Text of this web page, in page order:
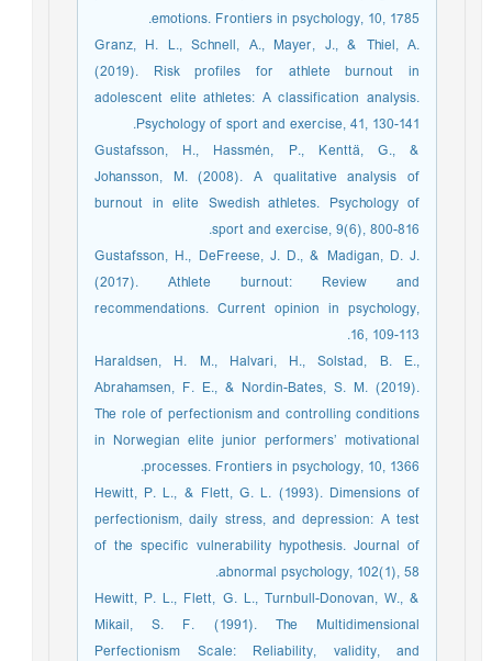
emotions. Frontiers in psychology, 10, 1785.
Granz, H. L., Schnell, A., Mayer, J., & Thiel, A.
(2019). Risk profiles for athlete burnout in
adolescent elite athletes: A classification analysis.
Psychology of sport and exercise, 41, 130-141.
Gustafsson, H., Hassmén, P., Kenttä, G., &
Johansson, M. (2008). A qualitative analysis of
burnout in elite Swedish athletes. Psychology of
sport and exercise, 9(6), 800-816.
Gustafsson, H., DeFreese, J. D., & Madigan, D. J.
(2017). Athlete burnout: Review and
recommendations. Current opinion in psychology,
16, 109-113.
Haraldsen, H. M., Halvari, H., Solstad, B. E.,
Abrahamsen, F. E., & Nordin-Bates, S. M. (2019).
The role of perfectionism and controlling conditions
in Norwegian elite junior performers’ motivational
processes. Frontiers in psychology, 10, 1366.
Hewitt, P. L., & Flett, G. L. (1993). Dimensions of
perfectionism, daily stress, and depression: A test
of the specific vulnerability hypothesis. Journal of
abnormal psychology, 102(1), 58.
Hewitt, P. L., Flett, G. L., Turnbull-Donovan, W., &
Mikail, S. F. (1991). The Multidimensional
Perfectionism Scale: Reliability, validity, and